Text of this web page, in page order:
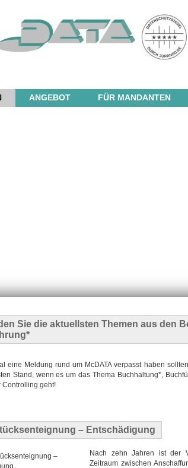
ANGEBOT FÜR MANDANTEN
Sie die aktuellsten Themen aus den
eine Meldung rund um McDATA verpasst haben
Stand, wenn es um das Thema Buchhaltung*,
Controlling geht!
– Entschädigung
Nach zehn Jahren ist der
Zeitraum zwischen